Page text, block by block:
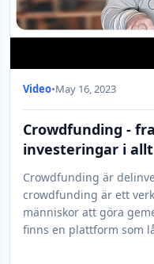
Video•May 16, 2023
Crowdfunding -
investeringar i allt
Crowdfunding är
crowdfunding är ett
människor att göra
finns en plattform som